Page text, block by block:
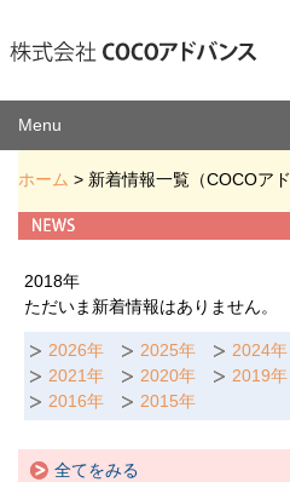
Menu
ホーム > 新着情報一覧（COCOアド
2018年
ただいま新着情報はありません。
2026年 2025年 2024年
2021年
2020年 2019年
2016年
2015年
全てをみる